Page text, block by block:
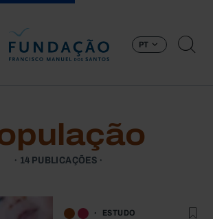
PT
14 PUBLICAÇÕES
ESTUDO